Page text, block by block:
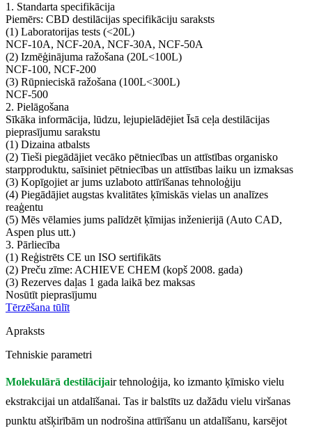
1. Standarta specifikācija
Piemērs: CBD destilācijas specifikāciju saraksts
(1) Laboratorijas tests (<20L)
NCF-10A, NCF-20A, NCF-30A, NCF-50A
(2) Izmēģinājuma ražošana (20L<100L)
NCF-100, NCF-200
(3) Rūpnieciskā ražošana (100L<300L)
NCF-500
2. Pielāgošana
Sīkāka informācija, lūdzu, lejupielādējiet Īsā ceļa destilācijas
pieprasījumu sarakstu
(1) Dizaina atbalsts
(2) Tieši piegādājiet vecāko pētniecības un attīstības organisko
starpproduktu, saīsiniet pētniecības un attīstības laiku un izmaksas
(3) Kopīgojiet ar jums uzlaboto attīrīšanas tehnoloģiju
(4) Piegādājiet augstas kvalitātes ķīmiskās vielas un analīzes
reaģentu
(5) Mēs vēlamies jums palīdzēt ķīmijas inženierijā (Auto CAD,
Aspen plus utt.)
3. Pārliecība
(1) Reģistrēts CE un ISO sertifikāts
(2) Preču zīme: ACHIEVE CHEM (kopš 2008. gada)
(3) Rezerves daļas 1 gada laikā bez maksas
Nosūtīt pieprasījumu
Tērzēšana tūlīt
Apraksts
Tehniskie parametri
Molekulārā destilācijair tehnoloģija, ko izmanto ķīmisko vielu
ekstrakcijai un atdalīšanai. Tas ir balstīts uz dažādu vielu viršanas
punktu atšķirībām un nodrošina attīrīšanu un atdalīšanu, karsējot